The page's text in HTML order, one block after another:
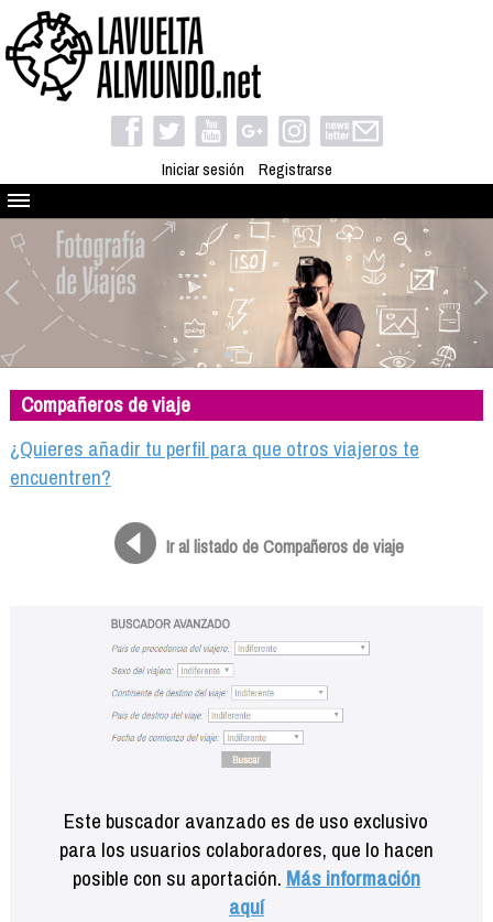
Iniciar sesión Registrarse
Quienes somos
El proyecto
Blog
Viaja con nosotros
Camino solidario
Libros
Compañeros de viaje
Compañeros de viaje
¿Quieres añadir tu perfil para que otros viajeros te
encuentren?
Ir al listado de Compañeros de viaje
Este buscador avanzado es de uso exclusivo
para los usuarios colaboradores, que lo hacen
posible con su aportación. Más información
aquí